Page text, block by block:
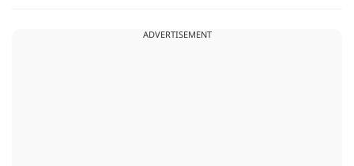
मुख्य सचिव, माध्यमिक शिक्षा, पार्थ सारथी सेन शर्मा ने बताया कि मुख्य
ADVERTISEMENT